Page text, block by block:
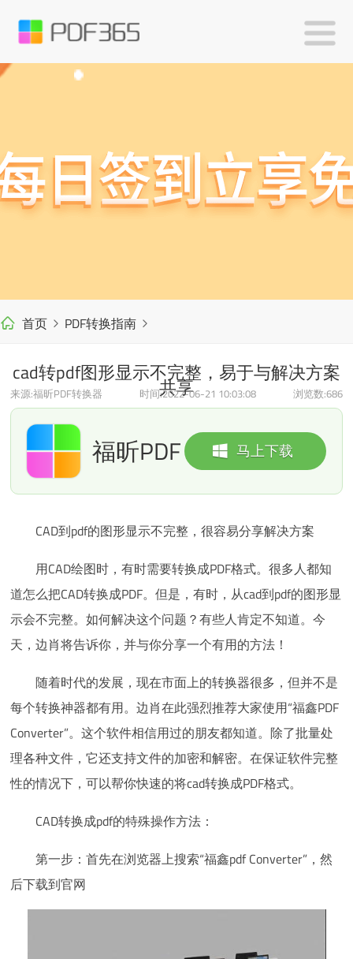
首页
PDF转换指南
cad转pdf图形显示不完整，易于与解决方案
共享
来源:福昕PDF转换器 时间:2022-06-21 10:03:08 浏览数:686
马上下载
福昕PDF
转换器
CAD到pdf的图形显示不完整，很容易分享解决方案
用CAD绘图时，有时需要转换成PDF格式。很多人都知
道怎么把CAD转换成PDF。但是，有时，从cad到pdf的图形显
示会不完整。如何解决这个问题？有些人肯定不知道。今
天，边肖将告诉你，并与你分享一个有用的方法！
随着时代的发展，现在市面上的转换器很多，但并不是
每个转换神器都有用。边肖在此强烈推荐大家使用“福鑫PDF
Converter”。这个软件相信用过的朋友都知道。除了批量处
理各种文件，它还支持文件的加密和解密。在保证软件完整
性的情况下，可以帮你快速的将cad转换成PDF格式。
CAD转换成pdf的特殊操作方法：
第一步：首先在浏览器上搜索“福鑫pdf Converter”，然
后下载到官网